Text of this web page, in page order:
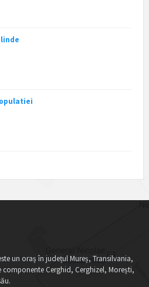
un oraș în județul Mureș, Transilvania,
Cerghid, Cerghizel, Morești,